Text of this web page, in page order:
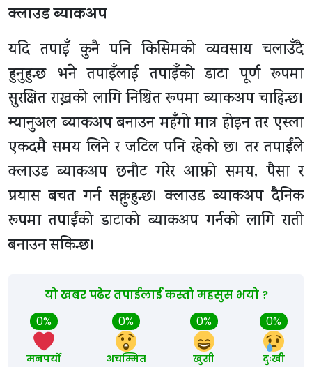
क्लाउड ब्याकअप
यदि तपाइँ कुनै पनि किसिमको व्यवसाय चलाउँदै
हुनुहुन्छ भने तपाइँलाई तपाइँको डाटा पूर्ण रूपमा
सुरक्षित राख्नको लागि निश्चित रूपमा ब्याकअप चाहिन्छ।
म्यानुअल ब्याकअप बनाउन महँगो मात्र होइन तर एस्ला
एकदमै समय लिने र जटिल पनि रहेको छ। तर तपाईंले
क्लाउड ब्याकअप छनौट गरेर आफ्नो समय, पैसा र
प्रयास बचत गर्न सक्नुहुन्छ। क्लाउड ब्याकअप दैनिक
रूपमा तपाईंको डाटाको ब्याकअप गर्नको लागि राती
बनाउन सकिन्छ।
यो खबर पढेर तपाईलाई कस्तो महसुस भयो ?
0%
मनपर्यो
0%
अचम्मित
0%
खुसी
0%
दुःखी